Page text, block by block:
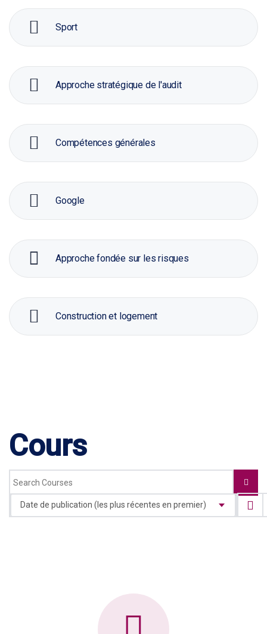
Sport
Approche stratégique de l'audit
Compétences générales
Google
Approche fondée sur les risques
Construction et logement
Cours
Date de publication (les plus récentes en premier)